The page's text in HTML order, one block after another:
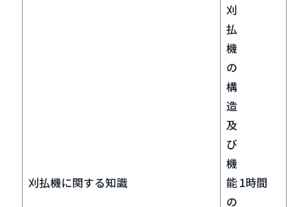
刈払機に関する知識
刈
払
機
の
構
造
及
び
機
能
の
1時間